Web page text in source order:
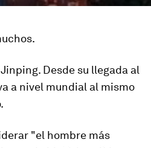
Desde su llegada al
a nivel mundial al mismo
"el hombre más